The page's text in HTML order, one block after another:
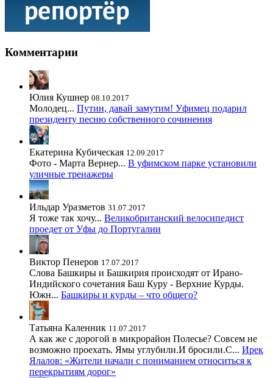
Комментарии
Юлия Кушнер 08.10.2017
Молодец... Путин, давай замутим! Уфимец подарил
президенту песню собственного сочинения
Екатерина Кубическая 12.09.2017
Фото - Марта Вернер... В уфимском парке установили
уличные тренажеры
Ильдар Уразметов 31.07.2017
Я тоже так хочу... Великобританский велосипедист
проедет от Уфы до Португалии
Виктор Пенеров 17.07.2017
Слова Башкиры и Башкирия происходят от Ирано-
Индийского сочетания Баш Куру - Верхние Курды.
Южн... Башкиры и курды – что общего?
Татьяна Каленник 11.07.2017
А как же с дорогой в микрорайон Полесье? Совсем не
возможно проехать. Ямы углубили.И бросили.С... Ирек
Ялалов: «Жители начали с пониманием относиться к
перекрытиям дорог»